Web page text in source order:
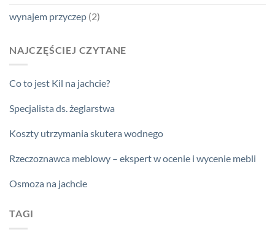
wynajem przyczep (2)
NAJCZĘŚCIEJ CZYTANE
Co to jest Kil na jachcie?
Specjalista ds. żeglarstwa
Koszty utrzymania skutera wodnego
Rzeczoznawca meblowy – ekspert w ocenie i wycenie mebli
Osmoza na jachcie
TAGI